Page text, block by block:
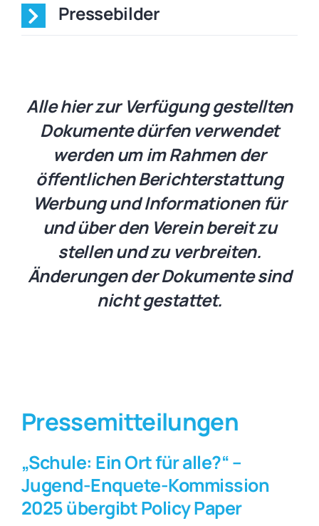
Pressebilder
Alle hier zur Verfügung gestellten
Dokumente dürfen verwendet
werden um im Rahmen der
öffentlichen Berichterstattung
Werbung und Informationen für
und über den Verein bereit zu
stellen und zu verbreiten.
Änderungen der Dokumente sind
nicht gestattet.
Pressemitteilungen
„Schule: Ein Ort für alle?“ –
Jugend-Enquete-Kommission
2025 übergibt Policy Paper